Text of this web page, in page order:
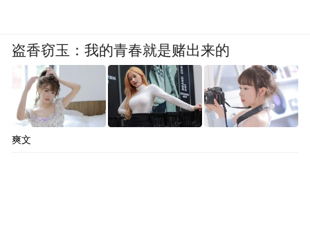
盗香窃玉：我的青春就是赌出来的
爽文